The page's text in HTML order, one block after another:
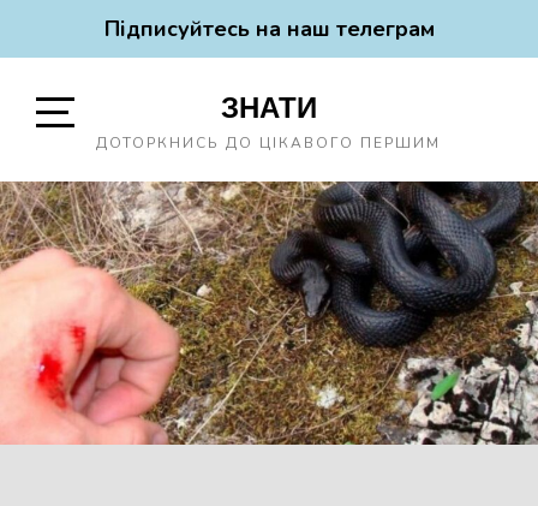
Підписуйтесь на наш телеграм
Sidebar
ЗНАТИ
ДОТОРКНИСЬ ДО ЦІКАВОГО ПЕРШИМ